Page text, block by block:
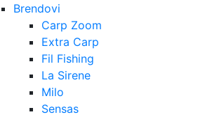
Brendovi
Carp Zoom
Extra Carp
Fil Fishing
La Sirene
Milo
Sensas